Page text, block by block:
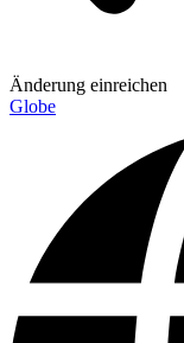
Änderung einreichen
Globe